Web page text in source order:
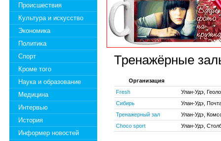
Происшествия
Культура и искусство
Экономика
Политика
Спорт
Кроме того
Наука и образование
Медицина
Интервью
История
Информер новостей
Тренажёрные
Организация
Fresh
Улан-Удэ,
Сибирь
Улан-Удэ,
Тренажерный зал
Улан-Удэ,
Choco sport
Улан-Удэ,